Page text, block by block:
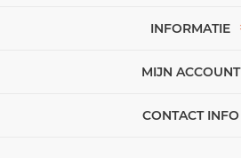
INFORMATIE
MIJN ACCOUNT
CONTACT INFO